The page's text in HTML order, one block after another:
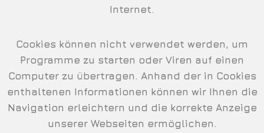
Internet.
Cookies können nicht verwendet werden, um
Programme zu starten oder Viren auf einen
Computer zu übertragen. Anhand der in Cookies
enthaltenen Informationen können wir Ihnen die
Navigation erleichtern und die korrekte Anzeige
unserer Webseiten ermöglichen.